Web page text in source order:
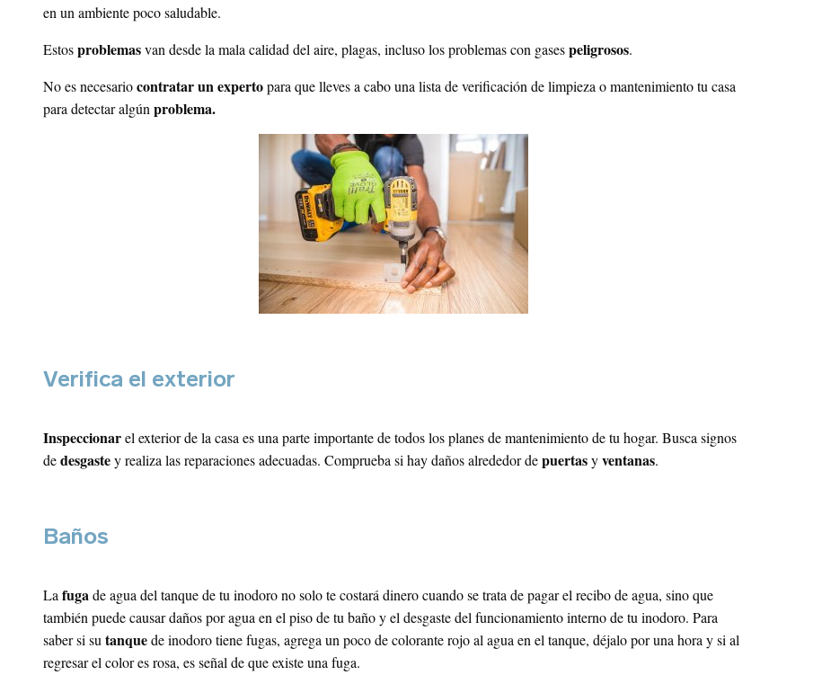
en un ambiente poco saludable.
Estosproblemasvan desde la mala calidad del aire, plagas, incluso los problemas con gasespeligrosos.
No es necesariocontratar un expertopara que lleves a cabo una lista de verificación de limpieza o mantenimiento tu casa
para detectar algún problema.
Verifica el exterior
Inspeccionarel exterior de la casa es una parte importante de todos los planes de mantenimiento de tu hogar. Busca signos
dedesgastey realiza las reparaciones adecuadas. Comprueba si hay daños alrededor depuertasyventanas.
Baños
Lafugade agua del tanque de tu inodoro no solo te costará dinero cuando se trata de pagar el recibo de agua, sino que
también puede causar daños por agua en el piso de tu baño y el desgaste del funcionamiento interno de tu inodoro. Para
saber si su tanquede inodoro tiene fugas, agrega un poco de colorante rojo al agua en el tanque, déjalo por una hora y si al
regresar el color es rosa, es señal de que existe una fuga.
Correo ElectrónicoIniciar sesión